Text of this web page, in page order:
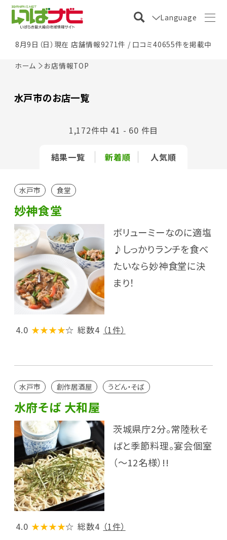
Language
8月9日（日）現在 店舗情報9271件 / 口コミ40655件を掲載中
ホーム お店情報TOP
水戸市のお店一覧
結果一覧 新着順 人気順
1,172件中 41 - 60 件目
水戸市 食堂
妙神食堂
ボリューミーなのに適塩
♪しっかりランチを食べ
たいなら妙神食堂に決
まり！
4.0 ★★★★☆ 総数4 （1件）
水戸市 創作居酒屋 うどん・そば
水府そば 大和屋
茨城県庁2分。常陸秋そ
ばと季節料理。宴会個室
（〜12名様）!!
4.0 ★★★★☆ 総数4 （1件）